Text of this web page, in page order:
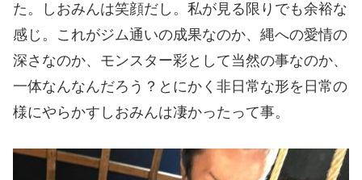
た。しおみんは笑顔だし。私が見る限りでも余裕な
感じ。これがジム通いの成果なのか、縄への愛情の
深さなのか、モンスター彩として当然の事なのか、
一体なんなんだろう？とにかく非日常な形を日常の
様にやらかすしおみんは凄かったって事。